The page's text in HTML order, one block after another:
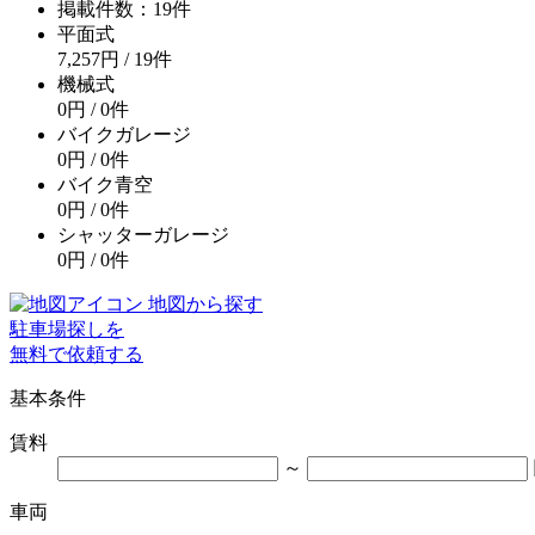
掲載件数： 19件
平面式
7,257円 / 19件
機械式
0円 / 0件
バイクガレージ
0円 / 0件
バイク青空
0円 / 0件
シャッターガレージ
0円 / 0件
地図から探す
駐車場探しを
無料で依頼する
基本条件
賃料
～
車両